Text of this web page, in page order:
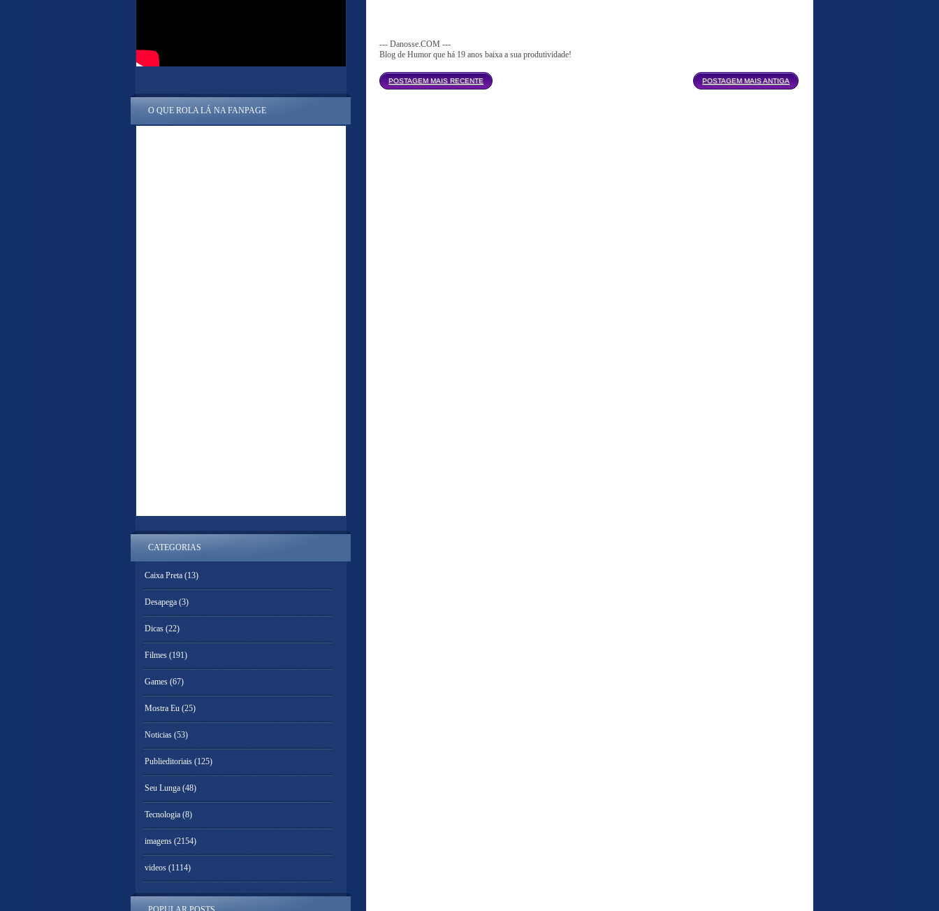
--- Danosse.COM ---
Blog de Humor que há 19 anos baixa a sua produtividade!
POSTAGEM MAIS RECENTE POSTAGEM MAIS ANTIGA
O QUE ROLA LÁ NA FANPAGE
CATEGORIAS
Caixa Preta (13)
Desapega (3)
Dicas (22)
Filmes (191)
Games (67)
Mostra Eu (25)
Noticias (53)
Publieditoriais (125)
Seu Lunga (48)
Tecnologia (8)
imagens (2154)
videos (1114)